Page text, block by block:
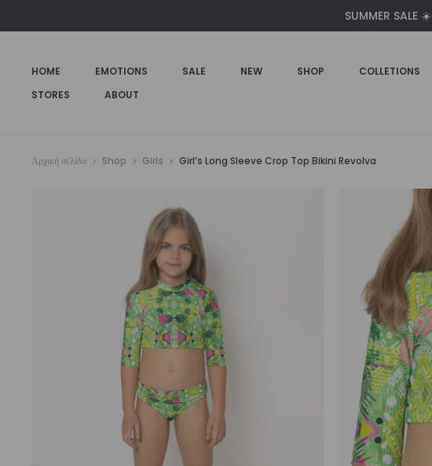
SUMMER SALE ☀️
HOME EMOTIONS SALE NEW SHOP
COLLETIONS
STORES
ABOUT
Αρχική σελίδα Shop Girls Girl’s Long Sleeve Crop Top Bikini Revolva
€49,00.